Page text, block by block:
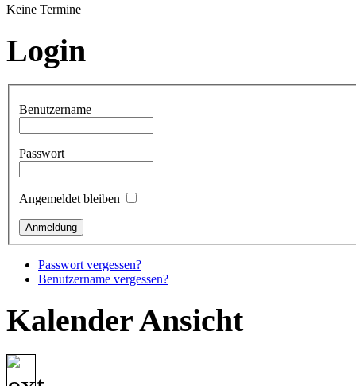
Keine Termine
Login
Benutzername
Passwort
Angemeldet bleiben
Passwort vergessen?
Benutzername vergessen?
Kalender Ansicht